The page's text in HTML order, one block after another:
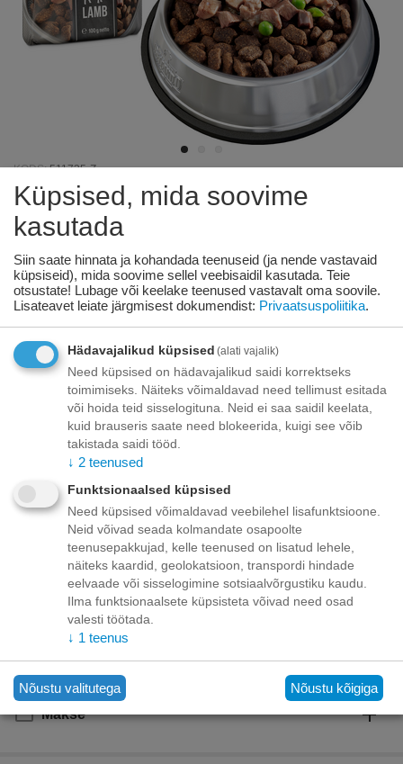
KODS: 511735-Z
BELCANDO MASTERCRAFT
TOPPING LAMB WITH PEAS 100G -
KONSERV KOERTELE
€ 2 08
saadaval:
06/08/2026
Minimaalne kogus tootele "BELCANDO MASTERCRAFT TOPPING
Lisage sooviloendisse Esita küsimus
Kohaletoimetamine
Tasuta kohaletoimetamine teie ukse taha tellimustele üle
70.00 euro!
Saatmiskulud kuni 69,99 eurot:
Venipaki kullerteenus – 10.00 EUR
Omniva pakiautomaat - 5,00 eurot
Makse
Küpsised, mida soovime
kasutada
Siin saate hinnata ja kohandada teenuseid (ja nende vastavaid
küpsiseid), mida soovime sellel veebisaidil kasutada. Teie
otsustate! Lubage või keelake teenused vastavalt oma soovile.
Lisateavet leiate järgmisest dokumendist: Privaatsuspoliitika.
Hädavajalikud küpsised (alati vajalik)
Need küpsised on hädavajalikud saidi korrektseks
toimimiseks. Näiteks võimaldavad need tellimust esitada
või hoida teid sisselogituna. Neid ei saa saidil keelata,
kuid brauseris saate need blokeerida, kuigi see võib
takistada saidi tööd.
↓ 2 teenused
Funktsionaalsed küpsised
Need küpsised võimaldavad veebilehel lisafunktsioone.
Neid võivad seada kolmandate osapoolte
teenusepakkujad, kelle teenused on lisatud lehele,
näiteks kaardid, geolokatsioon, transpordi hindade
eelvaade või sisselogimine sotsiaalvõrgustiku kaudu.
Ilma funktsionaalsete küpsisteta võivad need osad
valesti töötada.
↓ 1 teenus
Nõustu valitutega Nõustu kõigiga